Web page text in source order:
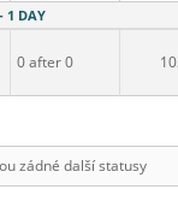
1 DAY
0 after 0
zádné další statusy